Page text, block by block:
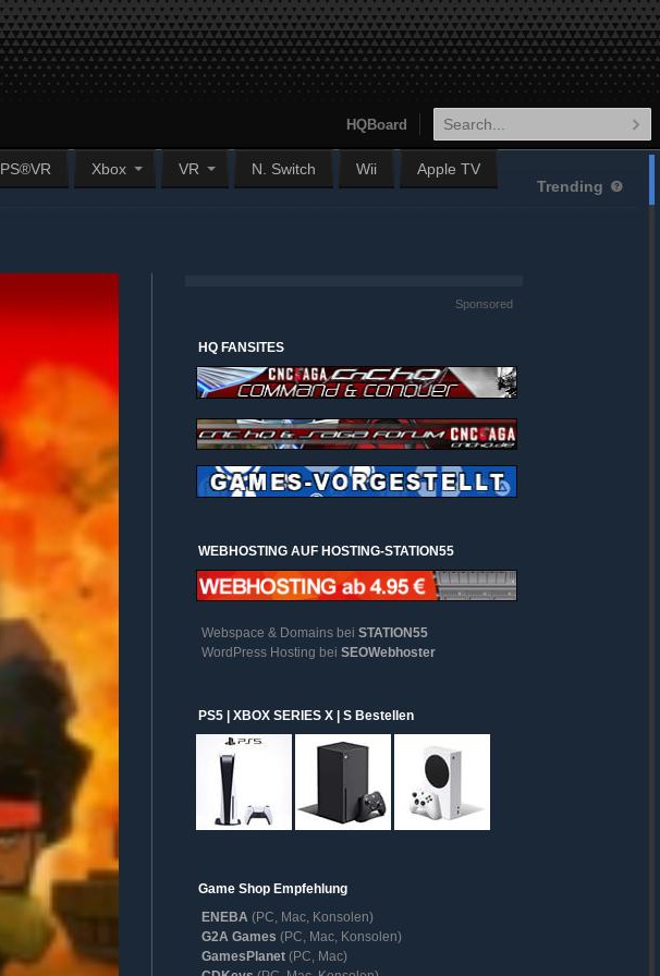
PS®VR Xbox VR N. Switch Wii Apple TV
HQBoard
Trending
Sponsored
HQ FANSITES
WEBHOSTING AUF HOSTING-STATION55
Webspace & Domains bei STATION55
WordPress Hosting bei SEOWebhoster
PS5 | XBOX SERIES X | S Bestellen
Game Shop Empfehlung
ENEBA (PC, Mac, Konsolen)
G2A Games (PC, Mac, Konsolen)
GamesPlanet(PC, Mac)